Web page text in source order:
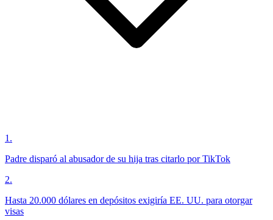
1 .
Padre disparó al abusador de su hija tras citarlo por TikTok
2.
Hasta 20.000 dólares en depósitos exigiría EE. UU. para otorgar
visas